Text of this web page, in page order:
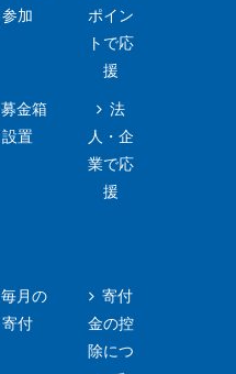
参加
募金箱
設置
ポイン
トで応
援
法
人・企
業で応
援
毎月の
寄付
寄付
金の控
除につ